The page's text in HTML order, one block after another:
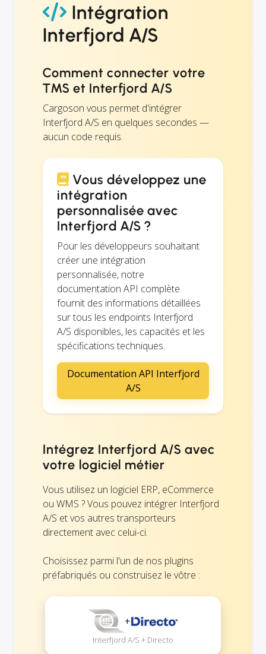
Intégration
Interfjord A/S
Comment connecter votre
TMS et Interfjord A/S
Cargoson vous permet d'intégrer
Interfjord A/S en quelques secondes —
aucun code requis.
Vous développez une
intégration
personnalisée avec
Interfjord A/S ?
Pour les développeurs souhaitant
créer une intégration
personnalisée, notre
documentation API complète
fournit des informations détaillées
sur tous les endpoints Interfjord
A/S disponibles, les capacités et les
spécifications techniques.
Documentation API Interfjord
A/S
Intégrez Interfjord A/S avec
votre logiciel métier
Vous utilisez un logiciel ERP, eCommerce
ou WMS ? Vous pouvez intégrer Interfjord
A/S et vos autres transporteurs
directement avec celui-ci.
Choisissez parmi l'un de nos plugins
préfabriqués ou construisez le vôtre :
+
Interfjord A/S + Directo